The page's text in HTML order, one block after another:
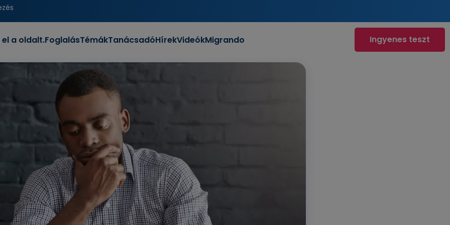
a oldalt.FoglalásTémákTanácsadóHírekVideókMigrando Ingyenes teszt